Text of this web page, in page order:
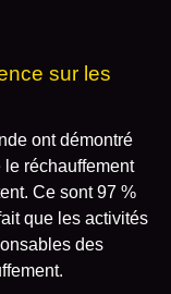
sur les
ont démontré
le réchauffement
Ce sont 97 %
que les activités
des